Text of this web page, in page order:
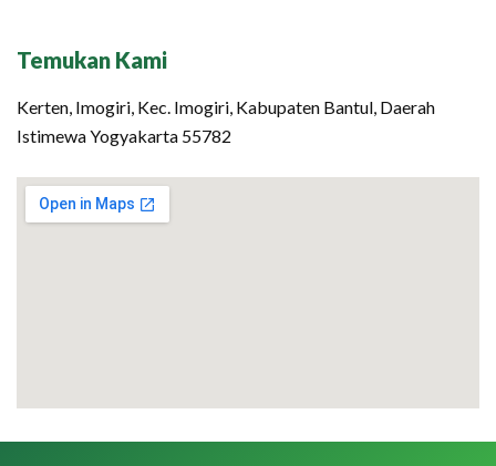
Temukan Kami
Kerten, Imogiri, Kec. Imogiri, Kabupaten Bantul, Daerah
Istimewa Yogyakarta 55782